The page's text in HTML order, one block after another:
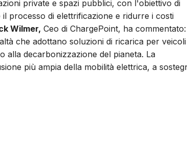
private e spazi pubblici, con l'obiettivo di
il processo di elettrificazione e ridurre i costi
Wilmer, Ceo di ChargePoint, ha commentato:
che adottano soluzioni di ricarica per veicoli
alla decarbonizzazione del pianeta. La
più ampia della mobilità elettrica, a